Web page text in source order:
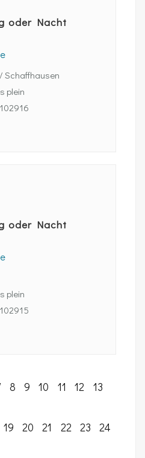
oder Nacht
Schaffhausen
plein
oder Nacht
plein
8 9 10 11 12 13
19 20 21 22 23 24